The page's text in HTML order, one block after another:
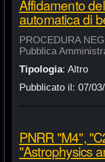
Affidamento
automatica di
PROCEDURA
Pubblica
Tipologia: Altro
Pubblicato il: 07/
PNRR "M4",
"Astrophysics